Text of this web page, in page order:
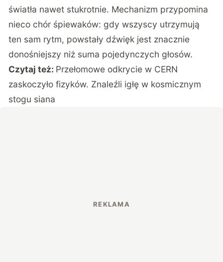
światła nawet stukrotnie. Mechanizm przypomina
nieco chór śpiewaków: gdy wszyscy utrzymują
ten sam rytm, powstały dźwięk jest znacznie
donośniejszy niż suma pojedynczych głosów.
Czytaj też: Przełomowe odkrycie w CERN
zaskoczyło fizyków. Znaleźli igłę w kosmicznym
stogu siana